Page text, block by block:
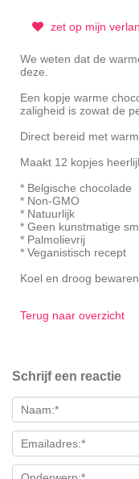
zet op mijn
We weten dat de
deze.
Een kopje warme
zaligheid is zowat de
Direct bereid met
Maakt 12 kopjes
* Belgische chocolade
* Non-GMO
* Natuurlijk
* Geen kunstmatige
* Palmolievrij
* Veganistisch recept
Koel en droog bewaren.
Terug naar overzicht
Schrijf een reactie